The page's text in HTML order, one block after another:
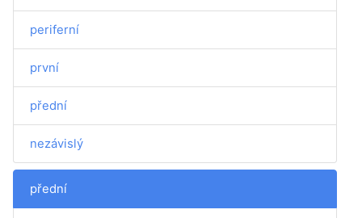
periferní
první
přední
nezávislý
přední